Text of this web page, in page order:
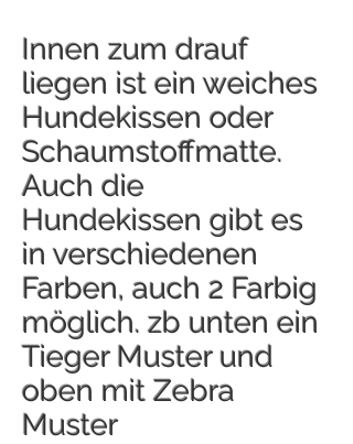
Innen zum drauf
liegen ist ein weiches
Hundekissen oder
Schaumstoffmatte.
Auch die
Hundekissen gibt es
in verschiedenen
Farben, auch 2 Farbig
möglich. zb unten ein
Tieger Muster und
oben mit Zebra
Muster